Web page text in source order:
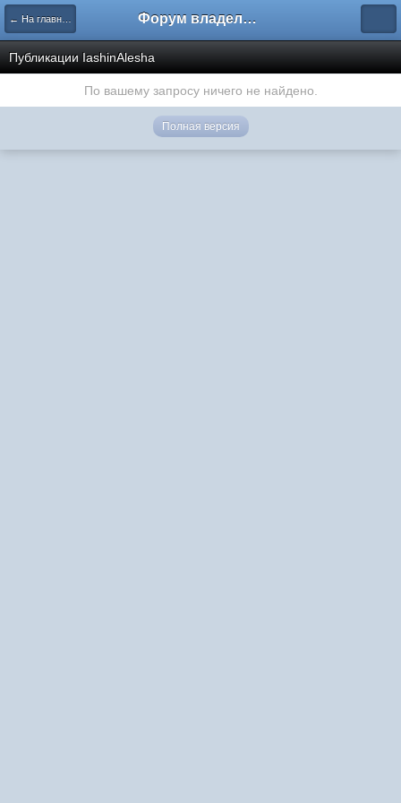
← На главную Форум владельцев интернет-магазинов
Публикации IashinAlesha
По вашему запросу ничего не найдено.
Полная версия